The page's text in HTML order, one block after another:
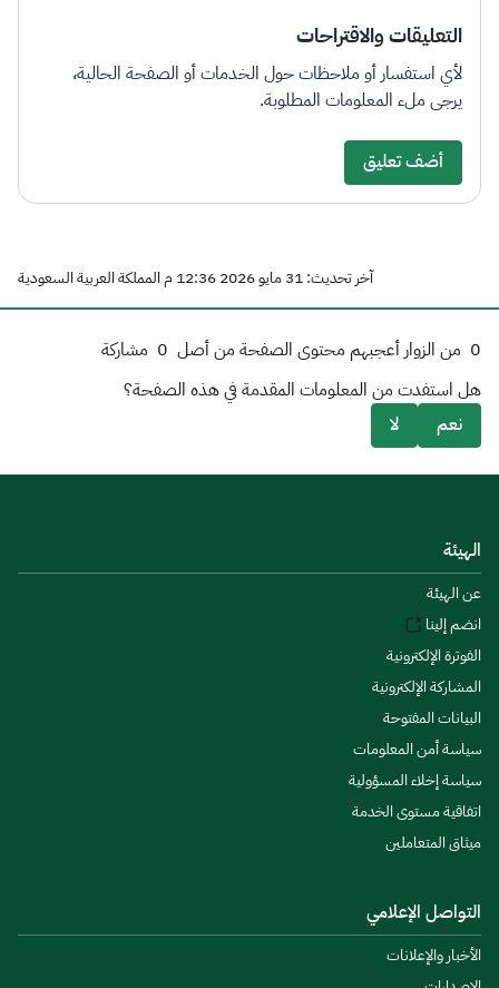
التعليقات والاقتراحات
لأي استفسار أو ملاحظات حول الخدمات أو الصفحة الحالية،
يرجى ملء المعلومات المطلوبة.
أضف تعليق
آخر تحديث: 31 مايو 2026 12:36 م المملكة العربية السعودية
0 من الزوار أعجبهم محتوى الصفحة من أصل 0 مشاركة
هل استفدت من المعلومات المقدمة في هذه الصفحة؟
نعم
لا
الهيئة
عن الهيئة
انضم إلينا
الفوترة الإلكترونية
المشاركة الإلكترونية
البيانات المفتوحة
سياسة أمن المعلومات
سياسة إخلاء المسؤولية
اتفاقية مستوى الخدمة
ميثاق المتعاملين
التواصل الإعلامي
الأخبار والإعلانات